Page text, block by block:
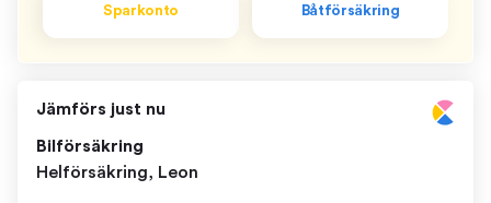
Sparkonto Båtförsäkring
Jämförs just nu
Bilförsäkring
Helförsäkring, Leon